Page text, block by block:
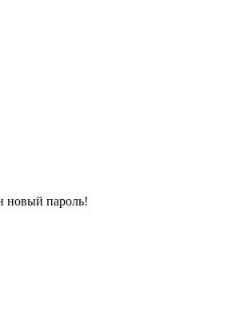
новый пароль!